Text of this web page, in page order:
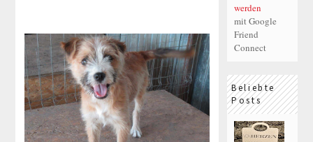
werden
mit Google
Friend
Connect
Beliebte
Posts